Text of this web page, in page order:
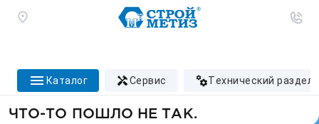
каталог сервис технический раздел
ЧТО-ТО ПОШЛО НЕ ТАК.